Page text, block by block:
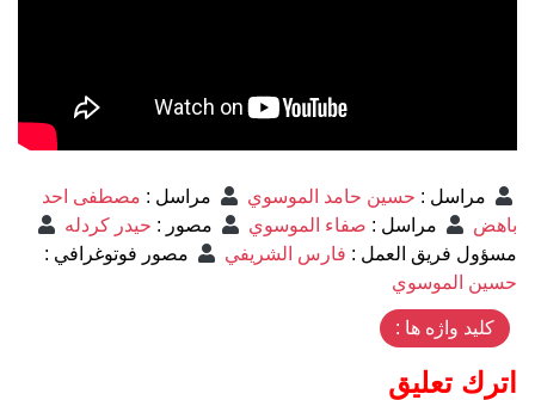
مراسل : حسين حامد الموسوي مراسل : مصطفى احد
باهض
مراسل : صفاء الموسوي مصور : حيدر كردله
مسؤول فريق العمل : فارس الشريفي مصور فوتوغرافي :
حسين الموسوي
کلید واژه ها :
اترك تعليق